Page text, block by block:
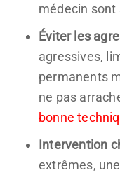
médecin sont
Éviter les
agressives,
permanents
ne pas
bonne
Intervention
extrêmes,